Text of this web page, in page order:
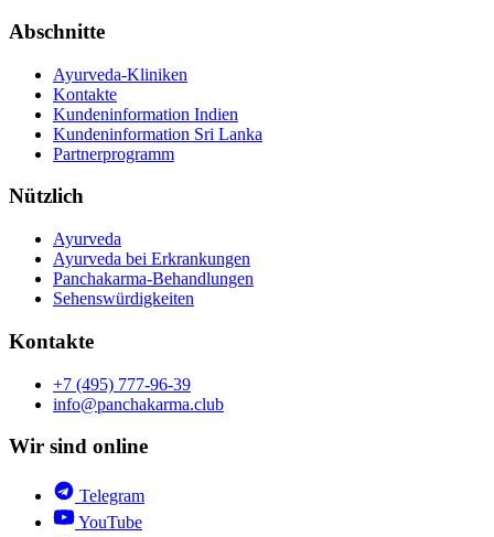
Abschnitte
Ayurveda-Kliniken
Kontakte
Kundeninformation Indien
Kundeninformation Sri Lanka
Partnerprogramm
Nützlich
Ayurveda
Ayurveda bei Erkrankungen
Panchakarma-Behandlungen
Sehenswürdigkeiten
Kontakte
+7 (495) 777-96-39
info@panchakarma.club
Wir sind online
Telegram
YouTube